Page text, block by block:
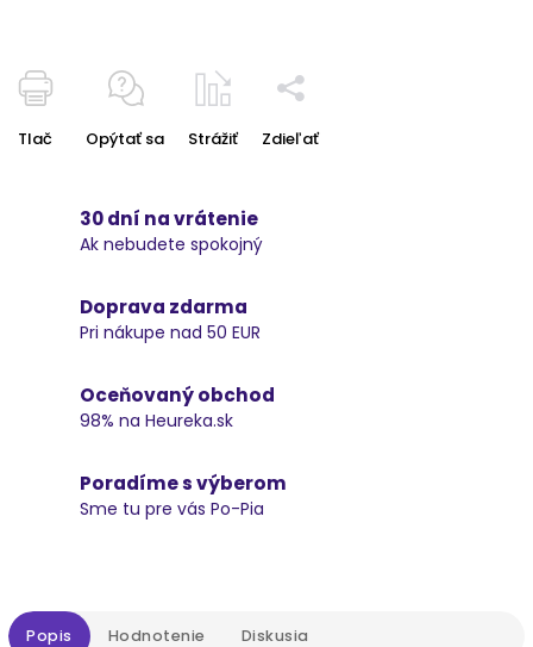
Tlač Opýtať sa Strážiť Zdieľať
30 dní na vrátenie
Ak nebudete spokojný
Doprava zdarma
Pri nákupe nad 50 EUR
Oceňovaný obchod
98% na Heureka.sk
Poradíme s výberom
Sme tu pre vás Po-Pia
Popis Hodnotenie Diskusia